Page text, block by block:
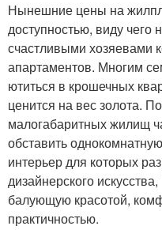
Нынешние цены на
доступностью, виду чего
счастливыми хозяевами
апартаментов. Многим
ютиться в крошечных
ценится на вес золота.
малогабаритных жилищ
обставить
интерьер для которых
дизайнерского
балующую красотой,
практичностью.